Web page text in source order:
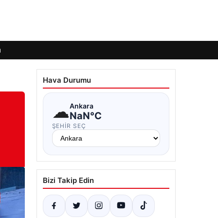
Hava Durumu
☁Ankara
NaN°C
ŞEHIR SEÇ
Bizi Takip Edin